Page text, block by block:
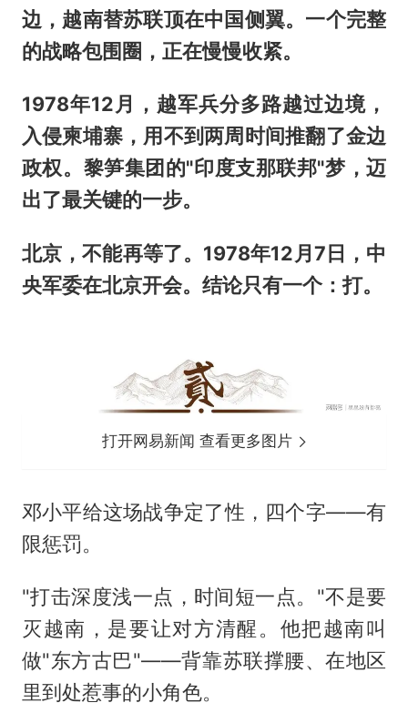
边，越南替苏联顶在中国侧翼。一个完整
的战略包围圈，正在慢慢收紧。
1978年12月，越军兵分多路越过边境，
入侵柬埔寨，用不到两周时间推翻了金边
政权。黎笋集团的"印度支那联邦"梦，迈
出了最关键的一步。
北京，不能再等了。1978年12月7日，中
央军委在北京开会。结论只有一个：打。
打开网易新闻 查看更多图片
邓小平给这场战争定了性，四个字——有
限惩罚。
"打击深度浅一点，时间短一点。"不是要
灭越南，是要让对方清醒。他把越南叫
做"东方古巴"——背靠苏联撑腰、在地区
里到处惹事的小角色。